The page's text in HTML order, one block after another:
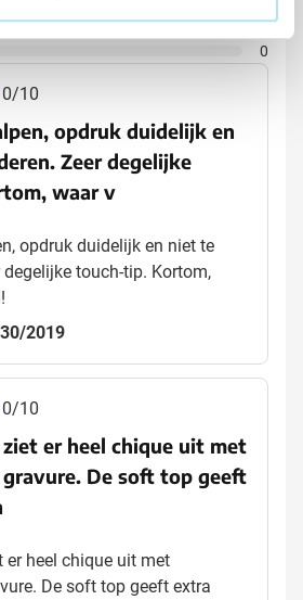
0
0
/10
opdruk duidelijk en
Zeer degelijke
waar v
opdruk duidelijk en niet te
touch-tip. Kortom,
2019
/10
er heel chique uit met
De soft top geeft
er heel chique uit met
De soft top geeft extra